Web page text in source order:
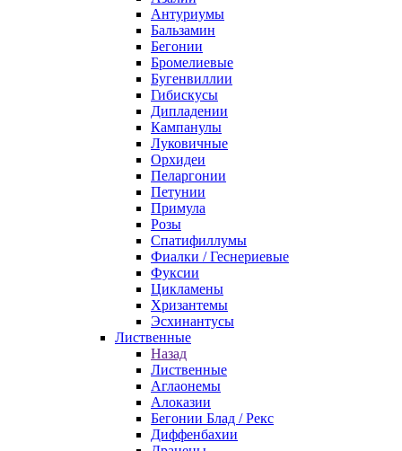
Антуриумы
Бальзамин
Бегонии
Бромелиевые
Бугенвиллии
Гибискусы
Дипладении
Кампанулы
Луковичные
Орхидеи
Пеларгонии
Петунии
Примула
Розы
Спатифиллумы
Фиалки / Геснериевые
Фуксии
Цикламены
Хризантемы
Эсхинантусы
Лиственные
Назад
Лиственные
Аглаонемы
Алоказии
Бегонии Блад / Рекс
Диффенбахии